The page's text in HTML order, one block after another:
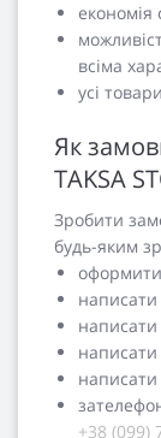
економія
всіма
усі
Як
TAKSA
Зробити
будь-яким
написати
написати
написати
написати
+38 (099)